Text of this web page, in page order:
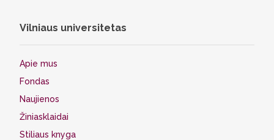
Vilniaus universitetas
Apie mus
Fondas
Naujienos
Žiniasklaidai
Stiliaus knyga